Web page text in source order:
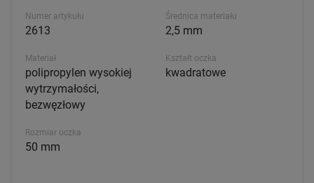
Numer artykułu
2613
Średnica materiału
2,5 mm
Materiał
polipropylen wysokiej
wytrzymałości,
bezwęzłowy
Kształt oczka
kwadratowe
Rozmiar oczka
50 mm